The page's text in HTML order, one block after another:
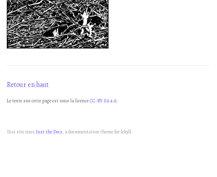
This site uses Just the Docs, a documentation theme for Jekyll.
Retour en haut
Le texte sur cette page est sous la licenceCC-BY-SA 4.0.